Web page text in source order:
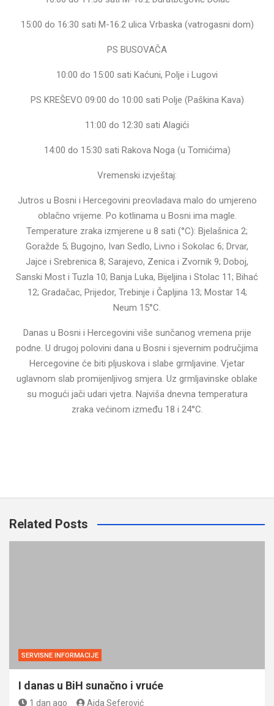
15:00 do 16:30 sati M-16.2 ulica Vrbaska (vatrogasni dom)
PS BUSOVAČA
10:00 do 15:00 sati Kaćuni, Polje i Lugovi
PS KREŠEVO 09:00 do 10:00 sati Polje (Paškina Kava)
11:00 do 12:30 sati Alagići
14:00 do 15:30 sati Rakova Noga (u Tomićima)
Vremenski izvještaj:
Jutros u Bosni i Hercegovini preovladava malo do umjereno
oblačno vrijeme. Po kotlinama u Bosni ima magle.
Temperature zraka izmjerene u 8 sati (°C): Bjelašnica 2;
Goražde 5; Bugojno, Ivan Sedlo, Livno i Sokolac 6; Drvar,
Jajce i Srebrenica 8; Sarajevo, Zenica i Zvornik 9; Doboj,
Sanski Most i Tuzla 10; Banja Luka, Bijeljina i Stolac 11; Bihać
12; Gradačac, Prijedor, Trebinje i Čapljina 13; Mostar 14;
Neum 15°C.
Danas u Bosni i Hercegovini više sunčanog vremena prije
podne. U drugoj polovini dana u Bosni i sjevernim područjima
Hercegovine će biti pljuskova i slabe grmljavine. Vjetar
uglavnom slab promijenljivog smjera. Uz grmljavinske oblake
su mogući jači udari vjetra. Najviša dnevna temperatura
zraka većinom između 18 i 24°C.
Related Posts
SERVISNE INFORMACIJE
I danas u BiH sunačno i vruće
1 dan ago Aida Seferović